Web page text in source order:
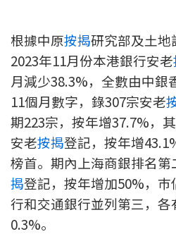
中原按揭標籤優惠
推薦齊齊友賞
按揭工具
按揭計算
轉按計算
置業預算
根據中原按揭研究部及土地
2023年11月份本港銀行安老
月減少38.3%，全數由中銀
11個月數字，錄307宗安老
期223宗，按年增37.7%，
安老按揭登記，按年增
榜首。期內上海商銀排名
揭登記，按年增加50%，
行和交通銀行並列第三，
0.3%。